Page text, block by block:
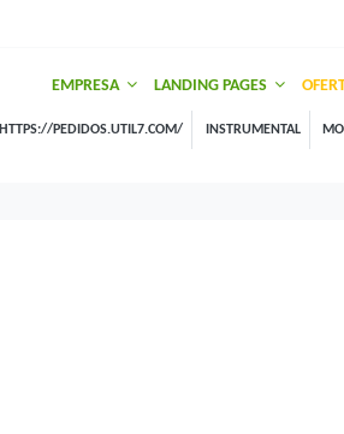
EMPRESA LANDING PAGES
HTTPS://PEDIDOS.UTIL7.COM/ INSTRUMENTAL